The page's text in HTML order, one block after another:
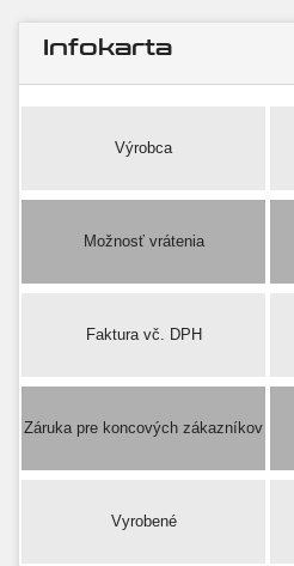
Infokarta
Výrobca
Možnosť vrátenia
Faktura vč. DPH
Záruka pre koncových zákazníkov
Vyrobené